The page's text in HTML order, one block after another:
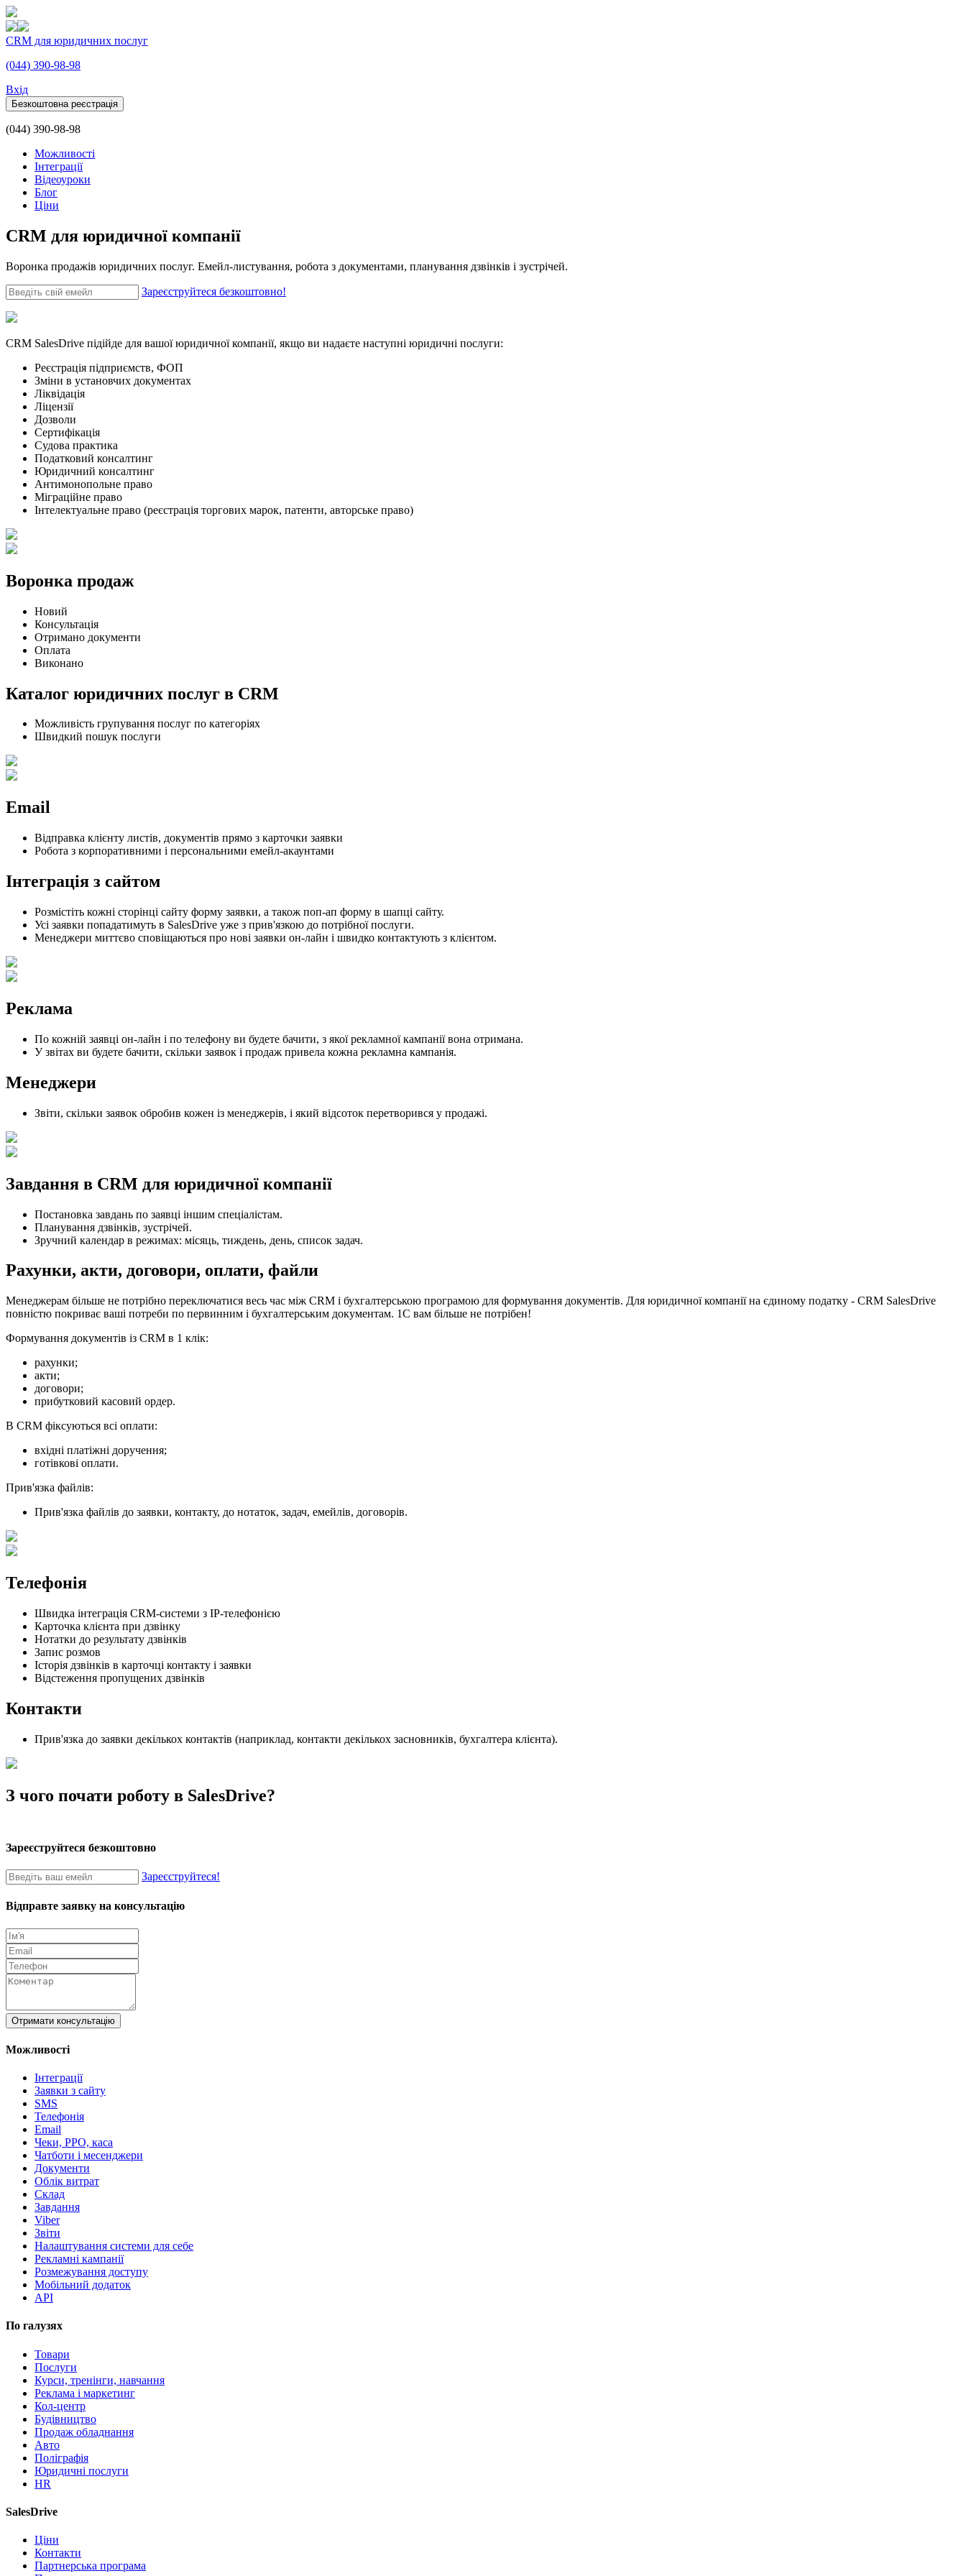
CRM для юридичних послуг
(044) 390-98-98
Вхiд
Безкоштовна реєстрація
(044) 390-98-98
Можливості
Інтеграції
Відеоуроки
Блог
Ціни
CRM для юридичної компанії
Воронка продажів юридичних послуг. Емейл-листування, робота з документами, планування дзвінків і зустрічей.
Зареєструйтеся безкоштовно!
CRM SalesDrive підійде для вашої юридичної компанії, якщо ви надаєте наступні юридичні послуги:
Реєстрація підприємств, ФОП
Зміни в установчих документах
Ліквідація
Ліцензії
Дозволи
Сертифікація
Судова практика
Податковий консалтинг
Юридичний консалтинг
Антимонопольне право
Міграційне право
Інтелектуальне право (реєстрація торгових марок, патенти, авторське право)
Воронка продаж
Новий
Консультація
Отримано документи
Оплата
Виконано
Каталог юридичних послуг в CRM
Можливість групування послуг по категоріях
Швидкий пошук послуги
Email
Відправка клієнту листів, документів прямо з карточки заявки
Робота з корпоративними і персональними емейл-акаунтами
Інтеграція з сайтом
Розмістіть кожні сторінці сайту форму заявки, а також поп-ап форму в шапці сайту.
Усі заявки попадатимуть в SalesDrive уже з прив'язкою до потрібної послуги.
Менеджери миттєво сповіщаються про нові заявки он-лайн і швидко контактують з клієнтом.
Реклама
По кожній заявці он-лайн і по телефону ви будете бачити, з якої рекламної кампанії вона отримана.
У звітах ви будете бачити, скільки заявок і продаж привела кожна рекламна кампанія.
Менеджери
Звіти, скільки заявок обробив кожен із менеджерів, і який відсоток перетворився у продажі.
Завдання в CRM для юридичної компанії
Постановка завдань по заявці іншим спеціалістам.
Планування дзвінків, зустрічей.
Зручний календар в режимах: місяць, тиждень, день, список задач.
Рахунки, акти, договори, оплати, файли
Менеджерам більше не потрібно переключатися весь час між CRM і бухгалтерською програмою для формування документів. Для юридичної компанії на єдиному податку - CRM SalesDrive
повністю покриває ваші потреби по первинним і бухгалтерським документам. 1С вам більше не потрібен!
Формування документів із CRM в 1 клік:
рахунки;
акти;
договори;
прибутковий касовий ордер.
В CRM фіксуються всі оплати:
вхідні платіжні доручення;
готівкові оплати.
Прив'язка файлів:
Прив'язка файлів до заявки, контакту, до нотаток, задач, емейлів, договорів.
Телефонія
Швидка інтеграція CRM-системи з IP-телефонією
Карточка клієнта при дзвінку
Нотатки до результату дзвінків
Запис розмов
Історія дзвінків в карточці контакту і заявки
Відстеження пропущених дзвінків
Контакти
Прив'язка до заявки декількох контактів (наприклад, контакти декількох засновників, бухгалтера клієнта).
З чого почати роботу в SalesDrive?
Зареєструйтеся безкоштовно
Зареєструйтеся!
Відправте заявку на консультацію
Отримати консультацію
Можливості
Інтеграції
Заявки з сайту
SMS
Телефонія
Email
Чеки, РРО, каса
Чатботи і месенджери
Документи
Облік витрат
Склад
Завдання
Viber
Звіти
Налаштування системи для себе
Рекламні кампанії
Розмежування доступу
Мобільний додаток
API
По галузях
Товари
Послуги
Курси, тренінги, навчання
Реклама і маркетинг
Кол-центр
Будівництво
Продаж обладнання
Авто
Поліграфія
Юридичні послуги
HR
SalesDrive
Ціни
Контакти
Партнерська програма